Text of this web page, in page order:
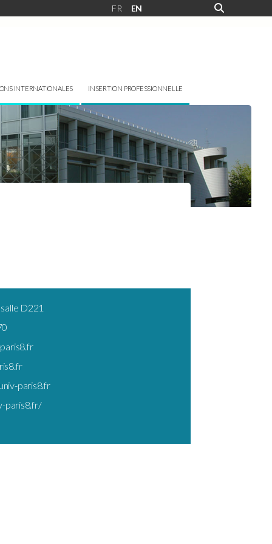
FR EN
INTERNATIONALES INSERTION PROFESSIONNELLE
D221
paris8.fr
paris8.fr/